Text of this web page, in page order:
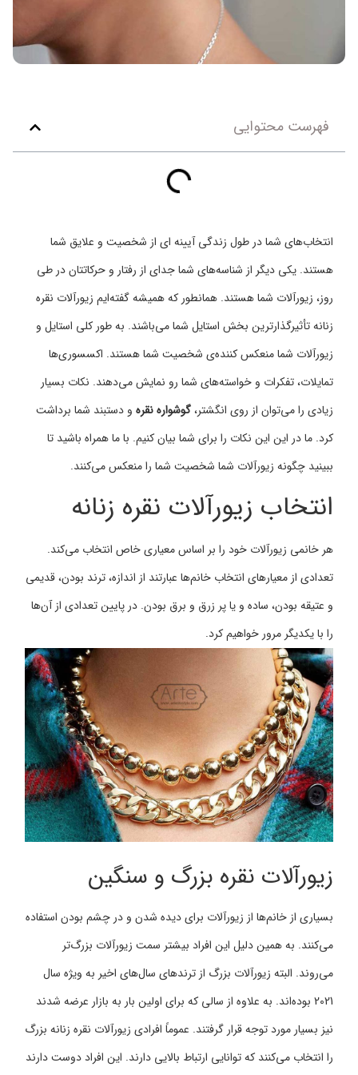
فهرست محتوایی
انتخاب‌های شما در طول زندگی آیینه ای از شخصیت و علایق شما
هستند. یکی دیگر از شناسه‌های شما جدای از رفتار و حرکاتتان در طی
روز، زیورآلات شما هستند. همانطور که همیشه گفته‌ایم زیورآلات نقره
زنانه تأثیرگذارترین بخش استایل شما می‌باشند. به طور کلی استایل و
زیورآلات شما منعکس کننده‌ی شخصیت شما هستند. اکسسوری‌ها
تمایلات، تفکرات و خواسته‌های شما رو نمایش می‌دهند. نکات بسیار
زیادی را می‌توان از روی انگشتر،گوشواره نقره و دستبند شما برداشت
کرد. ما در این این نکات را برای شما بیان کنیم. با ما همراه باشید تا
ببینید چگونه زیورآلات شما شخصیت شما را منعکس می‌کنند.
انتخاب زیورآلات نقره زنانه
هر خانمی زیورآلات خود را بر اساس معیاری خاص انتخاب می‌کند.
تعدادی از معیارهای انتخاب خانم‌ها عبارتند از اندازه، ترند بودن، قدیمی
و عتیقه بودن، ساده و یا پر زرق و برق بودن. در پایین تعدادی از آن‌ها
را با یکدیگر مرور خواهیم کرد.
زیورآلات نقره بزرگ و سنگین
بسیاری از خانم‌ها از زیورآلات برای دیده شدن و در چشم بودن استفاده
می‌کنند. به همین دلیل این افراد بیشتر سمت زیورآلات بزرگ‌تر
می‌روند. البته زیورآلات بزرگ از ترندهای سال‌های اخیر به ویژه سال
2021 بوده‌اند. به علاوه از سالی که برای اولین بار به بازار عرضه شدند
نیز بسیار مورد توجه قرار گرفتند. عموماً افرادی زیورآلات نقره زنانه بزرگ
را انتخاب می‌کنند که توانایی ارتباط بالایی دارند. این افراد دوست دارند